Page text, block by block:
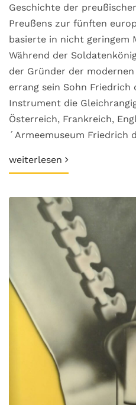
Geschichte der
Preußens zur fünften
basierte in nicht geringem
Während der
der Gründer der
errang sein Sohn Friedrich
Instrument die
Österreich, Frankreich,
´Armeemuseum Friedrich
weiterlesen